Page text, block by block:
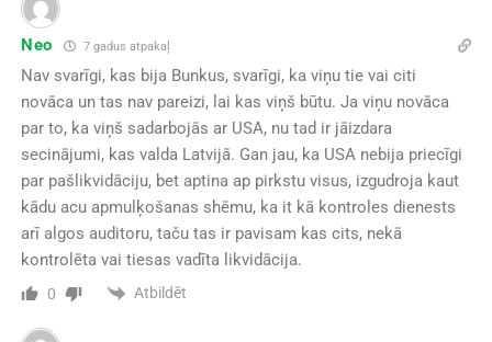
Neo 7 gadus atpakaļ
Nav svarīgi, kas bija Bunkus, svarīgi, ka viņu tie vai citi
novāca un tas nav pareizi, lai kas viņš būtu. Ja viņu novāca
par to, ka viņš sadarbojās ar USA, nu tad ir jāizdara
secinājumi, kas valda Latvijā. Gan jau, ka USA nebija priecīgi
par pašlikvidāciju, bet aptina ap pirkstu visus, izgudroja kaut
kādu acu apmulķošanas shēmu, ka it kā kontroles dienests
arī algos auditoru, taču tas ir pavisam kas cits, nekā
kontrolēta vai tiesas vadīta likvidācija.
0 Atbildēt